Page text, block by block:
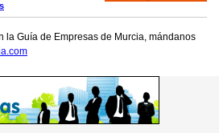
la Guía de Empresas de Murcia, mándanos